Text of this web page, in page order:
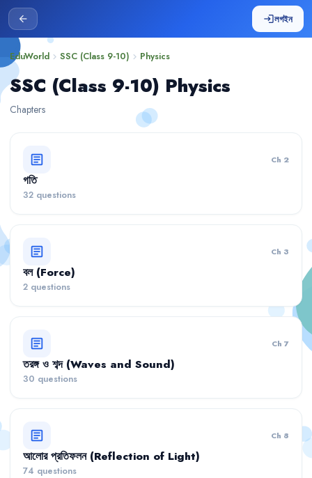
arrow_back loginলগইন
EduWorld chevron_right SSC (Class 9-10) chevron_right Physics
SSC (Class 9-10) Physics
Chapters
article Ch 2
গতি
32 questions
article Ch 3
বল (Force)
2 questions
article Ch 7
তরঙ্গ ও শব্দ (Waves and Sound)
30 questions
article Ch 8
আলোর প্রতিফলন (Reflection of Light)
74 questions